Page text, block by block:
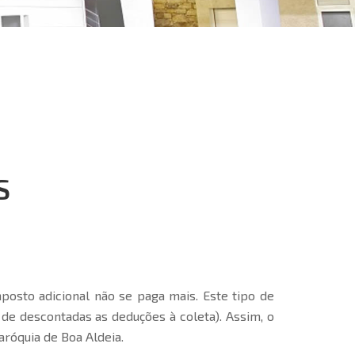
adicional não se paga mais. Este tipo de
descontadas as deduções à coleta). Assim, o
de Boa Aldeia.